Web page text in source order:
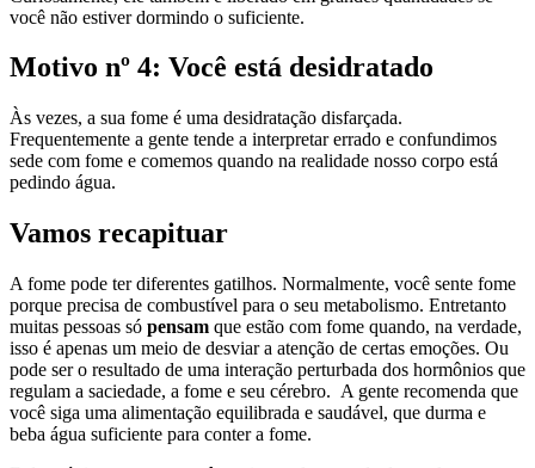
você não estiver dormindo o suficiente.
Motivo nº 4: Você está desidratado
Às vezes, a sua fome é uma desidratação disfarçada.
Frequentemente a gente tende a interpretar errado e confundimos
sede com fome e comemos quando na realidade nosso corpo está
pedindo água.
Vamos recapituar
A fome pode ter diferentes gatilhos. Normalmente, você sente fome
porque precisa de combustível para o seu metabolismo. Entretanto
muitas pessoas só pensam que estão com fome quando, na verdade,
isso é apenas um meio de desviar a atenção de certas emoções. Ou
pode ser o resultado de uma interação perturbada dos hormônios que
regulam a saciedade, a fome e seu cérebro. A gente recomenda que
você siga uma alimentação equilibrada e saudável, que durma e
beba água suficiente para conter a fome.